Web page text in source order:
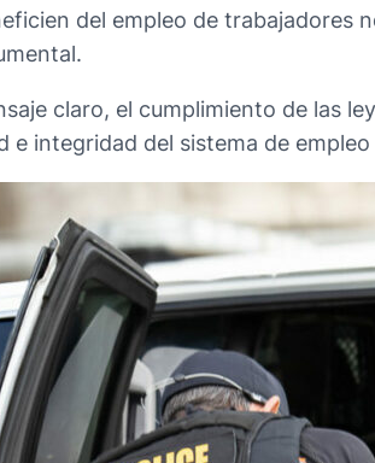
del empleo de trabajadores
claro, el cumplimiento de las
e integridad del sistema de